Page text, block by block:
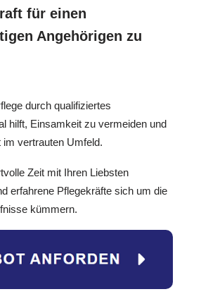
für einen
Angehörigen zu
durch qualifiziertes
hilft, Einsamkeit zu vermeiden und
vertrauten Umfeld.
Zeit mit Ihren Liebsten
erfahrene Pflegekräfte sich um die
kümmern.